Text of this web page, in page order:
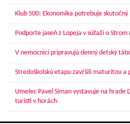
Klub 500: Ekonomika potrebuje
Podporte jaseň z Lopeja v súťaži o Strom
V nemocnici pripravujú denný detský
Stredoškolskú etapu zavŕšili maturitou a
Umelec Pavel Siman vystavuje na hrade
turisti v horách